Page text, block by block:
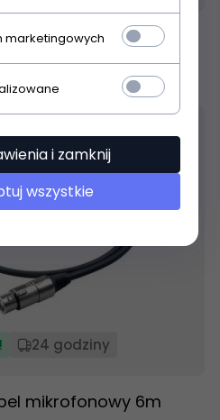
3P XLR F -
24 godziny
mikrofonowy 6m
marketingowych
i zamknij
wszystkie